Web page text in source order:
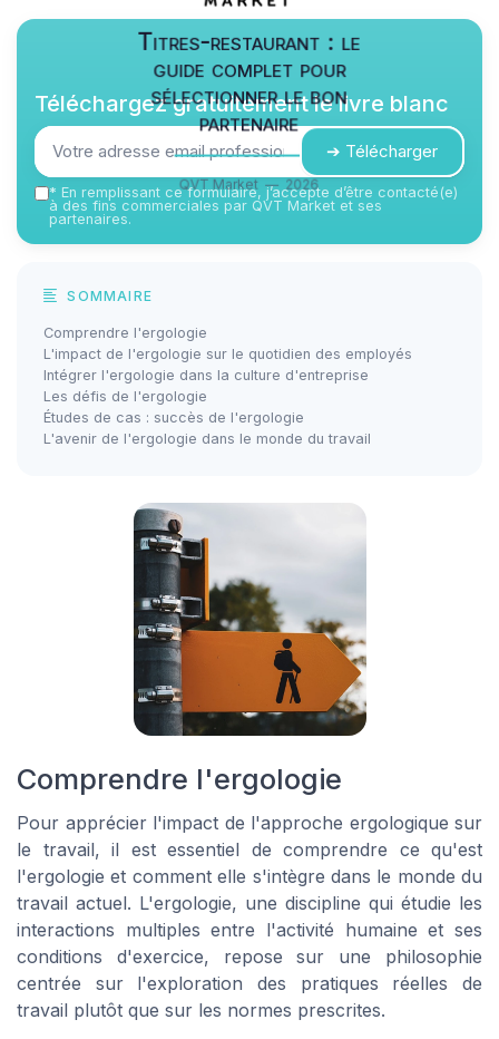
Titres-restaurant : le
guide complet pour
sélectionner le bon
partenaire
QVT Market — 2026
Téléchargez gratuitement le livre blanc
➔ Télécharger
* En remplissant ce formulaire, j’accepte d’être contacté(e)
à des fins commerciales par QVT Market et ses
partenaires.
SOMMAIRE
Comprendre l'ergologie
L'impact de l'ergologie sur le quotidien des employés
Intégrer l'ergologie dans la culture d'entreprise
Les défis de l'ergologie
Études de cas : succès de l'ergologie
L'avenir de l'ergologie dans le monde du travail
Comprendre l'ergologie
Pour apprécier l'impact de l'approche ergologique sur
le travail, il est essentiel de comprendre ce qu'est
l'ergologie et comment elle s'intègre dans le monde du
travail actuel. L'ergologie, une discipline qui étudie les
interactions multiples entre l'activité humaine et ses
conditions d'exercice, repose sur une philosophie
centrée sur l'exploration des pratiques réelles de
travail plutôt que sur les normes prescrites.